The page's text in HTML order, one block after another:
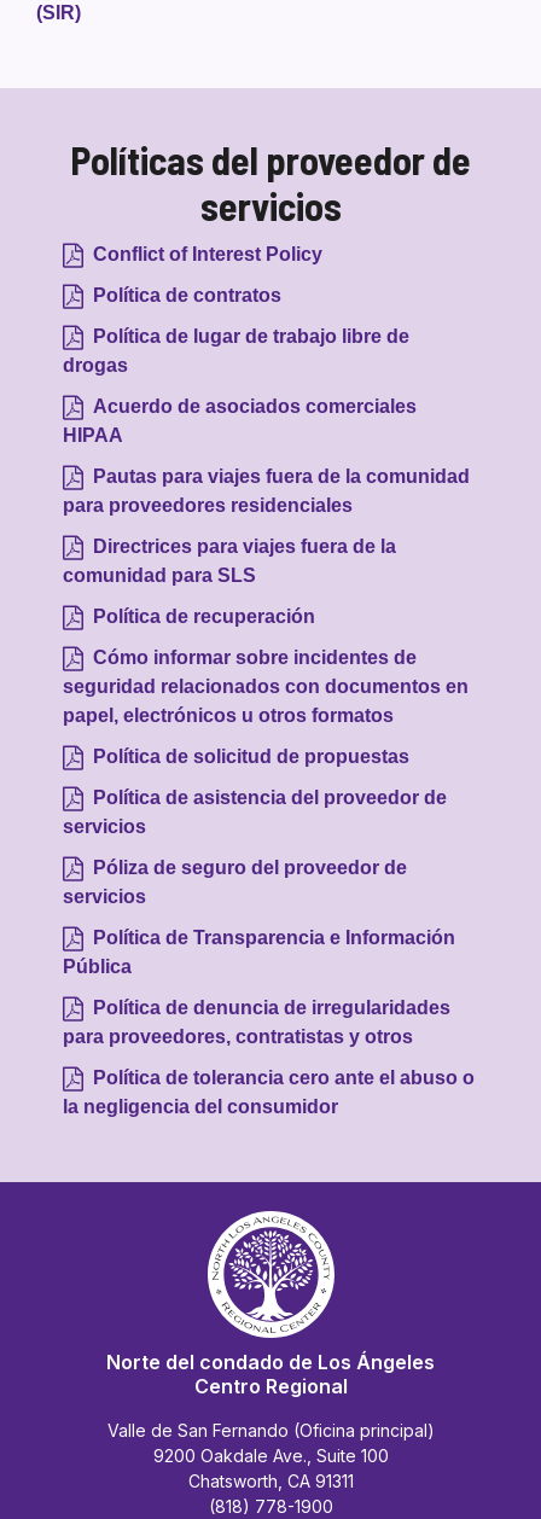
(SIR)
Políticas del proveedor de
servicios
Conflict of Interest Policy
Política de contratos
Política de lugar de trabajo libre de
drogas
Acuerdo de asociados comerciales
HIPAA
Pautas para viajes fuera de la comunidad
para proveedores residenciales
Directrices para viajes fuera de la
comunidad para SLS
Política de recuperación
Cómo informar sobre incidentes de
seguridad relacionados con documentos en
papel, electrónicos u otros formatos
Política de solicitud de propuestas
Política de asistencia del proveedor de
servicios
Póliza de seguro del proveedor de
servicios
Política de Transparencia e Información
Pública
Política de denuncia de irregularidades
para proveedores, contratistas y otros
Política de tolerancia cero ante el abuso o
la negligencia del consumidor
Norte del condado de Los Ángeles
Centro Regional
Valle de San Fernando (Oficina principal)
9200 Oakdale Ave., Suite 100
Chatsworth, CA 91311
(818) 778-1900